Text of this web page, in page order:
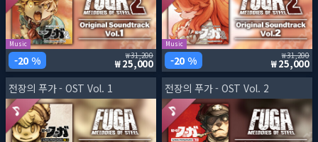
Music
20 % 31,200
25,000
Music
20 % 31,200
25,000
전장의 푸가 - OST Vol. 1 전장의 푸가 - OST Vol. 2